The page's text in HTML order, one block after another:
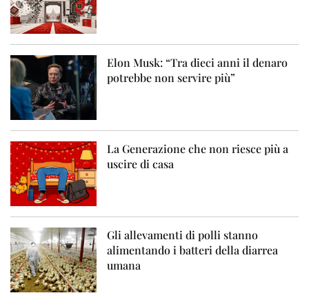
Elon Musk: “Tra dieci anni il denaro
potrebbe non servire più”
La Generazione che non riesce più a
uscire di casa
Gli allevamenti di polli stanno
alimentando i batteri della diarrea
umana